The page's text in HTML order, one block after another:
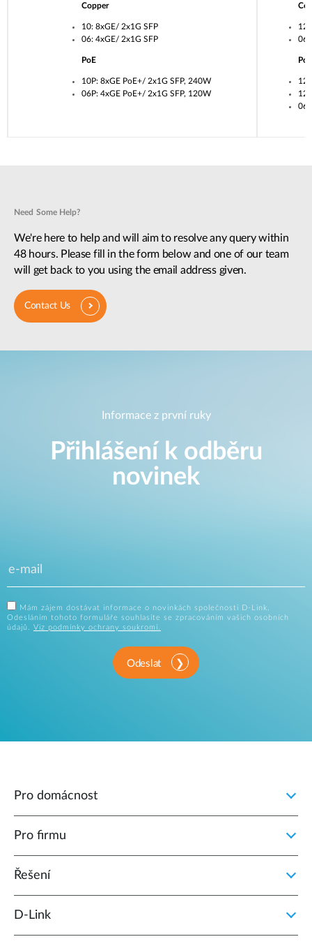
Copper
10: 8xGE/ 2x1G SFP
06: 4xGE/ 2x1G SFP
PoE
10P: 8xGE PoE+/ 2x1G SFP, 240W
06P: 4xGE PoE+/ 2x1G SFP, 120W
12:
06:
PoE
Need Some Help?
We're here to help and will aim to resolve any query within
48 hours. Please fill in the form below and one of our team
will get back to you using the email address given.
Contact Us
Informace z první ruky
Přihlášení k odběru
novinek
Mám zájem dostávat informace o novinkách společnosti D-Link.
Odesláním tohoto formuláře souhlasíte se zpracováním vašich osobních
údajů. Viz podmínky ochrany soukromí.
Odeslat
Pro domácnost
Pro firmu
Řešení
D‑Link